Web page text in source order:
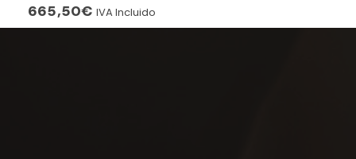
665,50€ IVA Incluido